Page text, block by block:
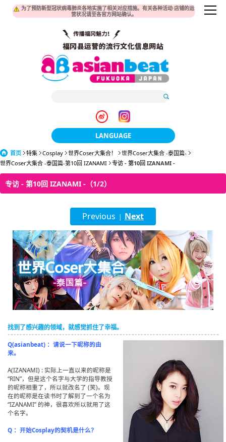
为了预防新型冠状病毒肺炎各地实施了相关对应措施。有关各种活动·店铺的运
营状况请至各官方网站确认。
LANGUAGE
日本語
한국어
簡体中文
繁體中文
English
ภาษาไทย
tiéng Viêt
Bahasa Indonesia
首页 特集 Cosplay 世界Coser大集合！
世界Coser大集合 -泰国篇-
世界Coser大集合 -泰国篇-第10回 IZANAMI
专访 - 第10回 IZANAMI -
专访 - 第10回 IZANAMI -（1/2）
Previous | Next
找到了感兴趣的领域，就感觉抓住了幸福。
Q(asianbeat) ：请说一下昵称的由
来。
A(IZANAMI) : 实际上一直以来的昵称是
“RIN”，但是这个名字与大学的指导教授
的昵称相重了，所以就改名了 (笑)。现
在的昵称是在读书时了解到了一个名为
“IZANAMI” 的神，很喜欢所以就用了这
个名字。
Q ：开始Cosplay的契机是什么？